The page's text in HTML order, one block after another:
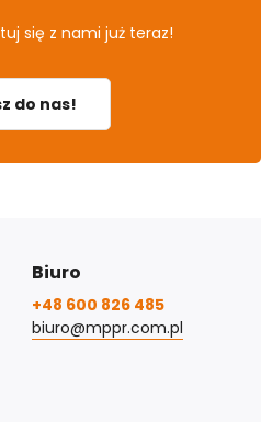
się z nami już teraz!
do nas!
Biuro
+48 600 826 485
biuro@mppr.com.pl